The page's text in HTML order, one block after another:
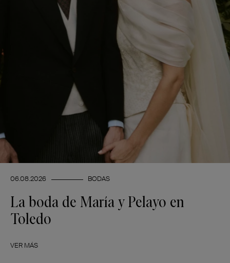
06.08.2026 BODAS
La boda de María y Pelayo en
Toledo
VER MÁS